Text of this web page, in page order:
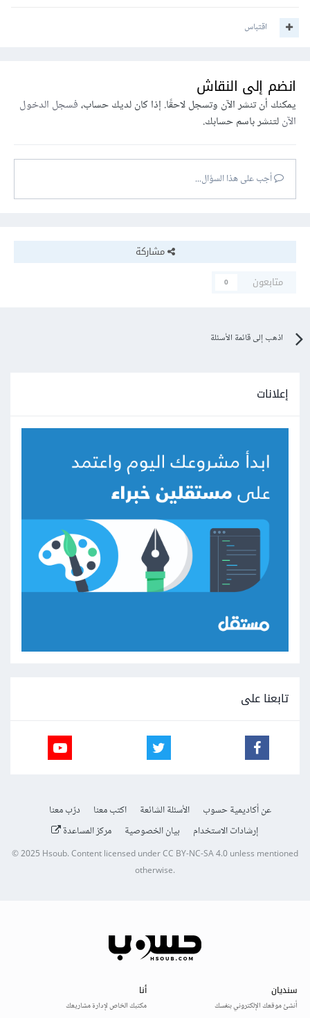
اقتباس
انضم إلى النقاش
يمكنك أن تنشر الآن وتسجل لاحقًا. إذا كان لديك حساب،فسجل الدخول
الآنلتنشر باسم حسابك.
أجب على هذا السؤال...
مشاركة
متابعون
0
اذهب إلى قائمة الأسئلة
إعلانات
تابعنا على
عن أكاديمية حسوب الأسئلة الشائعة اكتب معنا
درّب معنا
إرشادات الاستخدام
بيان الخصوصية مركز المساعدة
© 2025Hsoub.Content licensed underCC BY-NC-SA 4.0unless mentioned
otherwise.